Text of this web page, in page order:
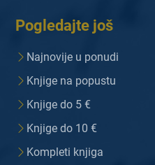
Pogledajte još
Najnovije u ponudi
Knjige na popustu
Knjige do 5 €
Knjige do 10 €
Kompleti knjiga